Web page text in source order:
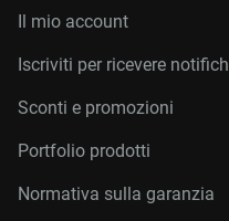
Il mio account
Iscriviti per ricevere
Sconti e promozioni
Portfolio prodotti
Normativa sulla garanzia